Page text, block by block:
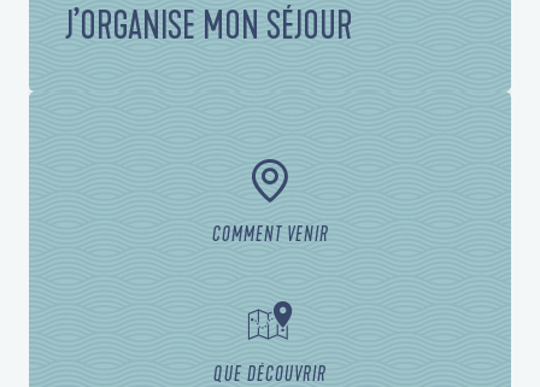
J’ORGANISE MON SÉJOUR
COMMENT VENIR
QUE DÉCOUVRIR